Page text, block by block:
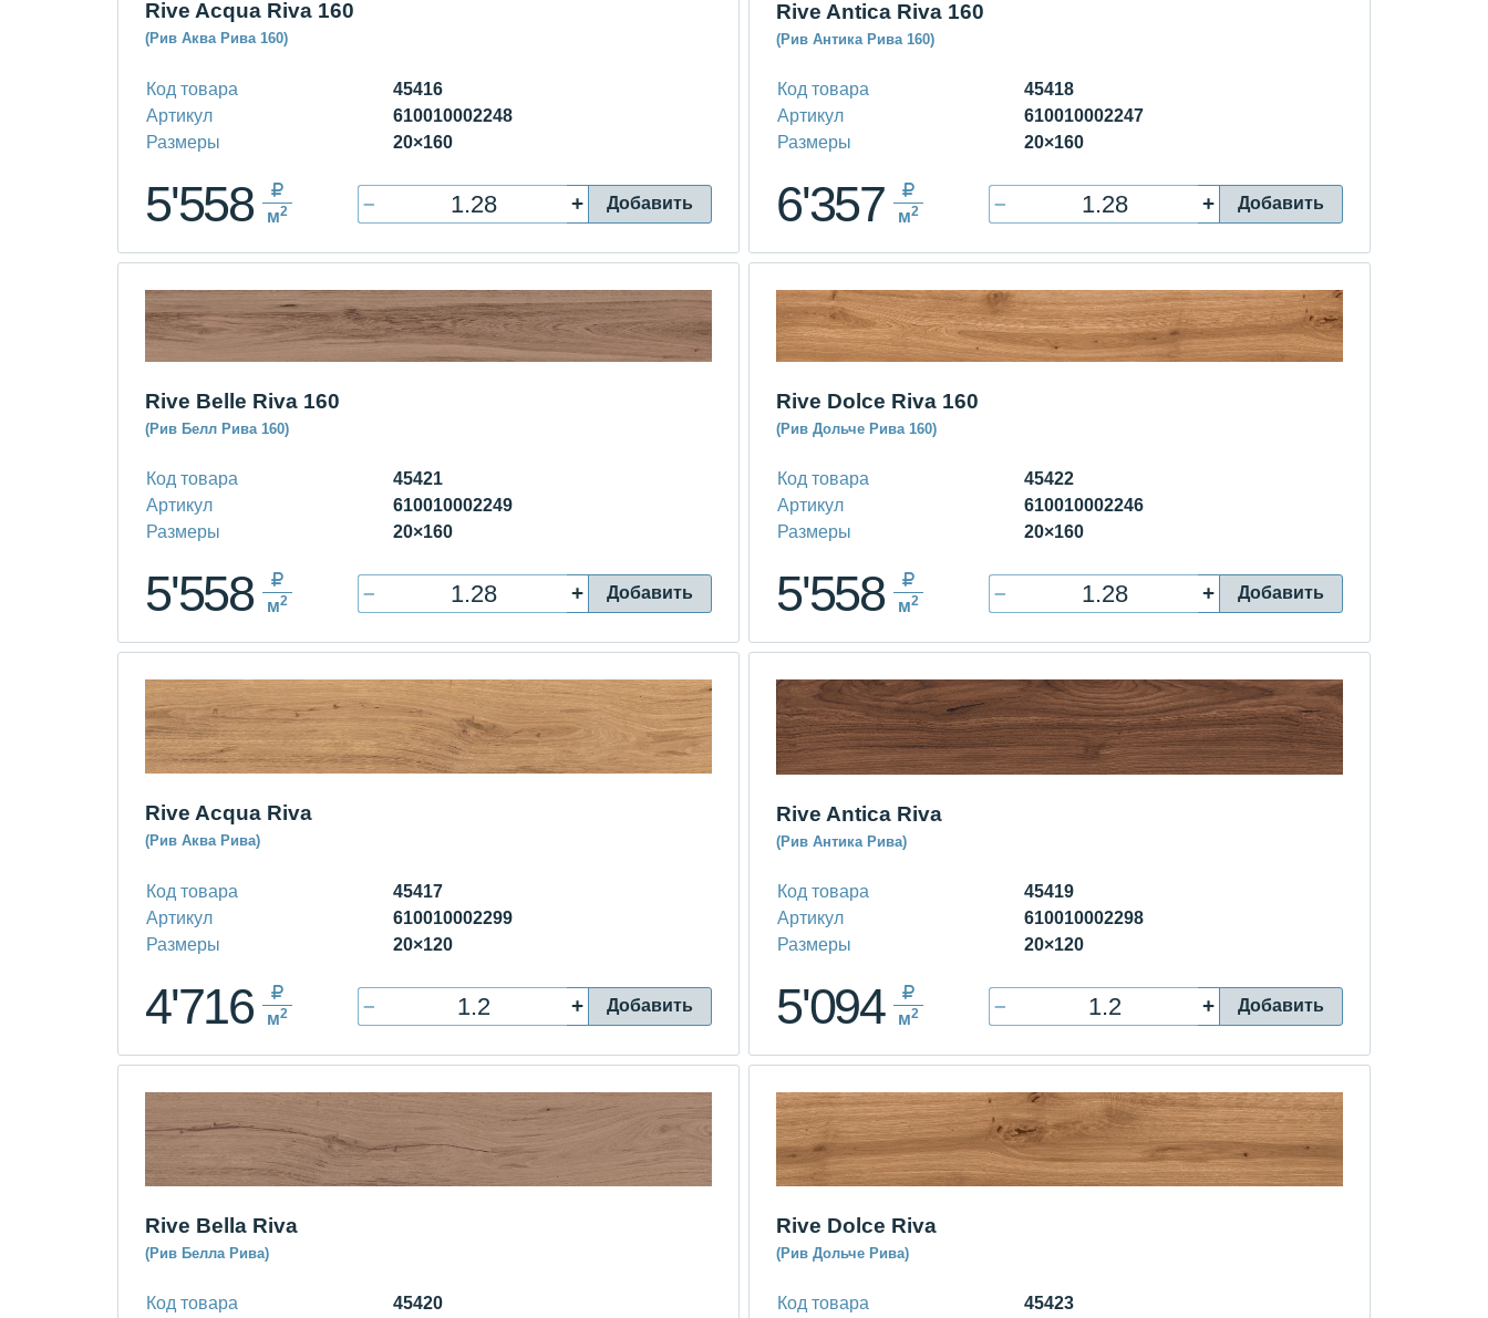
Rive Acqua Riva 160
(Рив Аква Рива 160)
Код товара
45416
Артикул
610010002248
Размеры
20×160
5'558 м2 – + Добавить
Rive Antica Riva 160
(Рив Антика Рива 160)
Код товара
45418
Артикул
610010002247
Размеры
20×160
6'357 м2 – + Добавить
Rive Belle Riva 160
(Рив Белл Рива 160)
Код товара
45421
Артикул
610010002249
Размеры
20×160
5'558 м2 – + Добавить
Rive Dolce Riva 160
(Рив Дольче Рива 160)
Код товара
45422
Артикул
610010002246
Размеры
20×160
5'558 м2 – + Добавить
Rive Acqua Riva
(Рив Аква Рива)
Код товара
45417
Артикул
610010002299
Размеры
20×120
4'716 м2 – + Добавить
Rive Antica Riva
(Рив Антика Рива)
Код товара
45419
Артикул
610010002298
Размеры
20×120
5'094 м2 – + Добавить
Rive Bella Riva
(Рив Белла Рива)
Код товара
45420
Rive Dolce Riva
(Рив Дольче Рива)
Код товара
45423